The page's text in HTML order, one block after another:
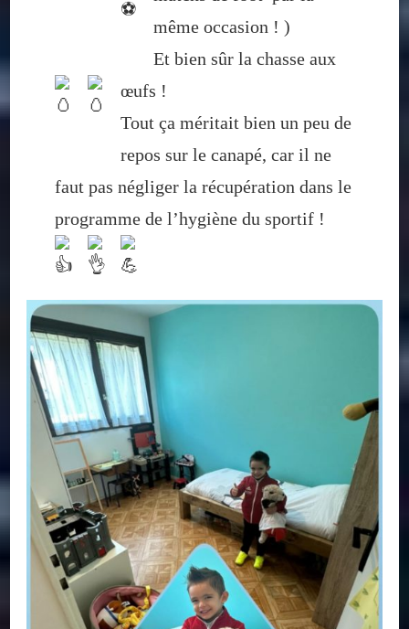
même occasion ! )
Et bien sûr la chasse aux
œufs !
Tout ça méritait bien un peu de
repos sur le canapé, car il ne
faut pas négliger la récupération dans le
programme de l’hygiène du sportif !